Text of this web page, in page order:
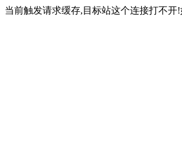
当前触发请求缓存,目标站这个连接打不